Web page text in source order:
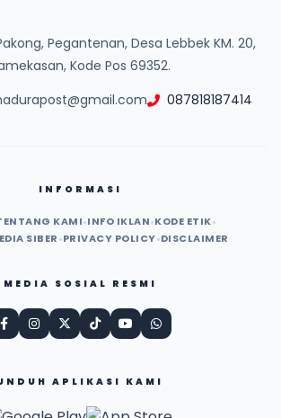
Pegantenan, Desa Lebbek KM. 20,
Kode Pos 69352.
087818187414
INFORMASI
KAMI•INFO IKLAN•KODE ETIK•
SIBER•PRIVACY POLICY•DISCLAIMER
MEDIA SOSIAL RESMI
APLIKASI KAMI